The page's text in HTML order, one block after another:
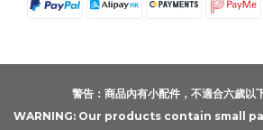
警告：商品內有小配件，不適合六歲以
WARNING: Our products contain small